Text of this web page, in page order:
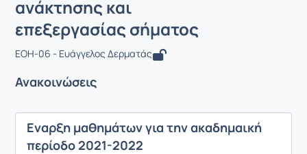
ανάκτησης και
επεξεργασίας σήματος
ΕΟΗ-06 - Ευάγγελος Δερματάς
Ανακοινώσεις
Εναρξη μαθημάτων για την ακαδημαική
περίοδο 2021-2022